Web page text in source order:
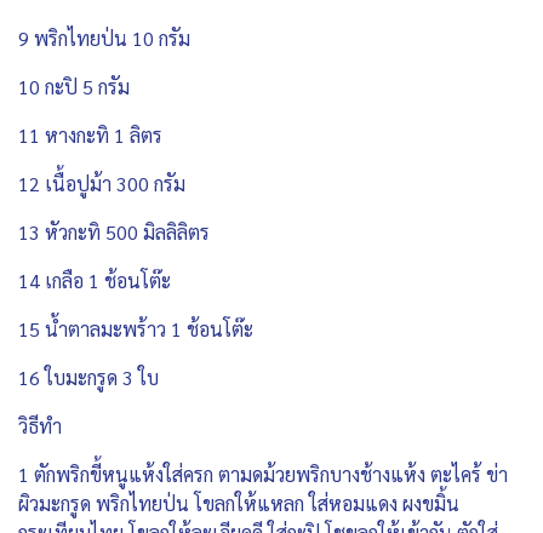
9 พริกไทยป่น 10 กรัม
10 กะปิ 5 กรัม
11 หางกะทิ 1 ลิตร
12 เนื้อปูม้า 300 กรัม
13 หัวกะทิ 500 มิลลิลิตร
14 เกลือ 1 ช้อนโต๊ะ
15 น้ำตาลมะพร้าว 1 ช้อนโต๊ะ
16 ใบมะกรูด 3 ใบ
วิธีทำ
1 ตักพริกขี้หนูแห้งใส่ครก ตามดม้วยพริกบางช้างแห้ง ตะไคร้ ข่า
ผิวมะกรูด พริกไทยป่น โขลกให้แหลก ใส่หอมแดง ผงขมิ้น